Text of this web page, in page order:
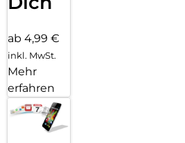
ab 4,99 €
inkl. MwSt.
Mehr
erfahren